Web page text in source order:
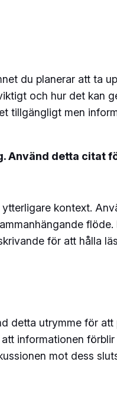
du planerar att ta
och hur det kan
tillgängligt men
Använd detta citat
kontext.
flöde.
för att hålla
detta utrymme för att
informationen
mot dess